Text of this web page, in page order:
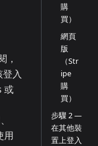
，
入
或
用
購
買）
網頁
版
（Str
ipe
購
買）
步驟 2 —
在其他裝
置上登入